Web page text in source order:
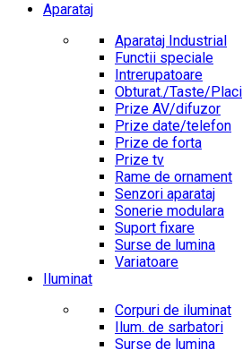
Aparataj
Aparataj Industrial
Functii speciale
Intrerupatoare
Obturat./Taste/Placi
Prize AV/difuzor
Prize date/telefon
Prize de forta
Prize tv
Rame de ornament
Senzori aparataj
Sonerie modulara
Suport fixare
Surse de lumina
Variatoare
Iluminat
Corpuri de iluminat
Ilum. de sarbatori
Surse de lumina